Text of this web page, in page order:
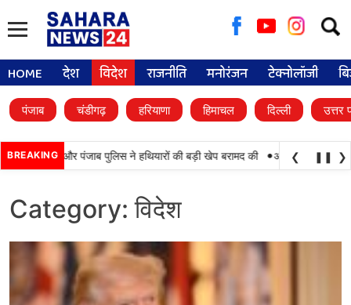
for:
HOME देश विदेश राजनीति मनोरंजन टेक्नोलॉजी
पंजाब चंडीगढ़ हरियाणा हिमाचल दिल्ली उत्तर
BREAKING
BSF और पंजाब पुलिस ने हथियारों की बड़ी खेप बरामद की •अमन अरोड़ा ने शाहकोट
❮ ❚❚ ❯
Category:विदेश